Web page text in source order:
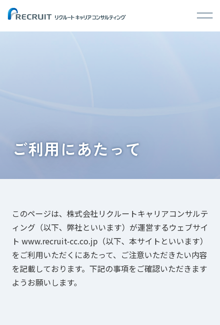
ご利用にあたって
このページは、株式会社リクルートキャリアコンサルテ
ィング（以下、弊社といいます）が運営するウェブサイ
ト www.recruit-cc.co.jp（以下、本サイトといいます）
をご利用いただくにあたって、ご注意いただきたい内容
を記載しております。下記の事項をご確認いただきます
ようお願いします。